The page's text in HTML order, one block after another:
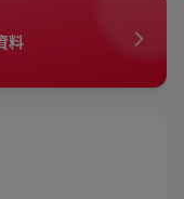
料